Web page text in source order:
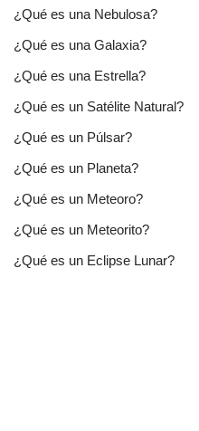
¿Qué es una Nebulosa?
¿Qué es una Galaxia?
¿Qué es una Estrella?
¿Qué es un Satélite Natural?
¿Qué es un Púlsar?
¿Qué es un Planeta?
¿Qué es un Meteoro?
¿Qué es un Meteorito?
¿Qué es un Eclipse Lunar?